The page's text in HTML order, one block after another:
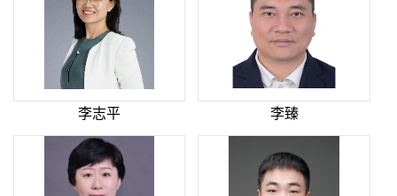
李志平 李臻